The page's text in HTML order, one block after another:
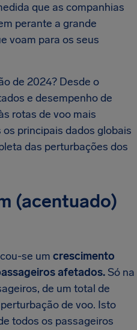
que as companhias
perante a grande
voam para os seus
de 2024? Desde o
e desempenho de
rotas de voo mais
principais dados globais
das perturbações dos
(acentuado)
se um crescimento
afetados.Só na
de um total de
de voo. Isto
todos os passageiros